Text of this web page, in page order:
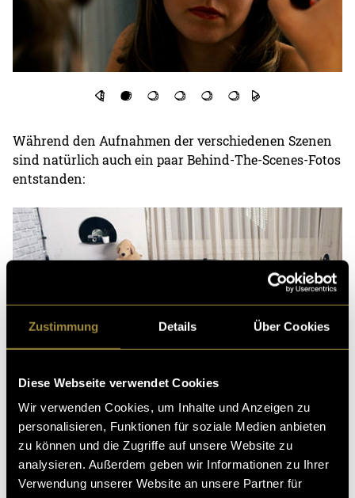
Zustimmung Details Über Cookies
Diese Webseite verwendet Cookies
Wir verwenden Cookies, um Inhalte und Anzeigen zu
personalisieren, Funktionen für soziale Medien anbieten
zu können und die Zugriffe auf unsere Website zu
analysieren. Außerdem geben wir Informationen zu Ihrer
Verwendung unserer Website an unsere Partner für
Während den Aufnahmen der verschiedenen Szenen
sind natürlich auch ein paar Behind-The-Scenes-Fotos
entstanden: